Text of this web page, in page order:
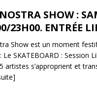
SHOW :
23H00. ENTRÉE
Show est un moment
Le SKATEBOARD : Session
artistes s’approprient et